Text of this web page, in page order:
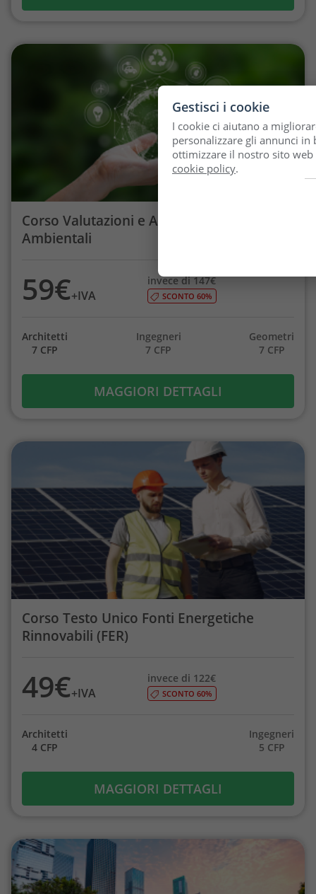
Corso Valutazioni e Autorizzazioni
Ambientali
59€+IVA
invece di 147€
SCONTO 60%
Architetti
7 CFP
Ingegneri
7 CFP
Geometri
7 CFP
MAGGIORI DETTAGLI
Corso Testo Unico Fonti Energetiche
Rinnovabili (FER)
49€+IVA
invece di 122€
SCONTO 60%
Architetti
4 CFP
Ingegneri
5 CFP
MAGGIORI DETTAGLI
Gestisci i cookie
I cookie ci aiutano a
personalizzare gli annunci in
ottimizzare il nostro sito
cookie policy.